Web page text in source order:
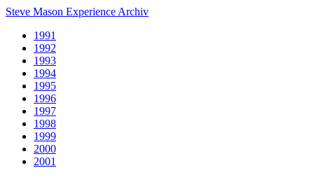
Steve Mason Experience Archiv
1991
1992
1993
1994
1995
1996
1997
1998
1999
2000
2001